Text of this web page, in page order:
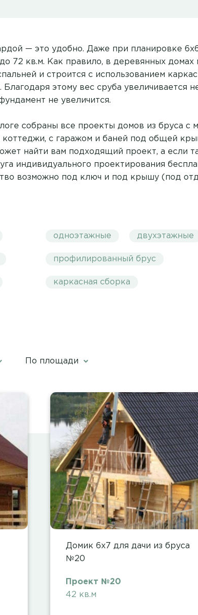
— это удобно. Даже при планировке
72 кв.м. Как правило, в деревянных
и строится с использованием
Благодаря этому вес сруба увеличивается
не увеличится.
собраны все проекты домов из бруса с
коттеджи, с гаражом и баней под общей
найти вам подходящий проект, а если
индивидуального проектирования
возможно под ключ и под крышу (под
одноэтажные двухэтажные
профилированный брус
каркасная сборка
По площади
Домик 6х7 для дачи из бруса
№20
Проект №20
42 кв.м